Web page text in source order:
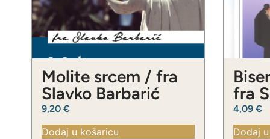
Molite srcem / fra
Slavko Barbarić
9,20 €
Dodaj u košaricu
fra
4,09 €
Dodaj